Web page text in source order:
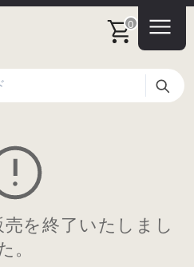
0
を終了いたしまし
。